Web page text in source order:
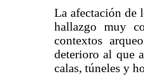
La afectación de
hallazgo muy
contextos
deterioro al que
calas, túneles y